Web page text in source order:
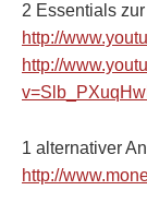
2 Essentials
http://
http://
1 alternativer
http://